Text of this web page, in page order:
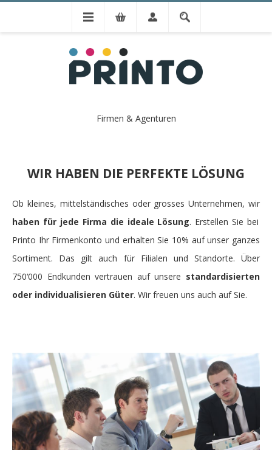
Firmen & Agenturen
WIR HABEN DIE PERFEKTE LÖSUNG
Ob kleines, mittelständisches oder grosses Unternehmen, wir
haben für jede Firma die ideale Lösung. Erstellen Sie bei
Printo Ihr Firmenkonto und erhalten Sie 10% auf unser ganzes
Sortiment. Das gilt auch für Filialen und Standorte. Über
750‘000 Endkunden vertrauen auf unsere standardisierten
oder individualisieren Güter. Wir freuen uns auch auf Sie.